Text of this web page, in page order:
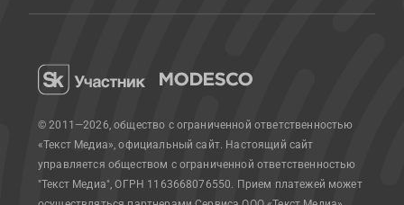
© 2011—2026, общество с ограниченной ответственностью
«Текст Медиа», официальный сайт. Настоящий сайт
управляется обществом с ограниченной ответственностью
"Текст Медиа", ОГРН 1163668076550. Прием платежей может